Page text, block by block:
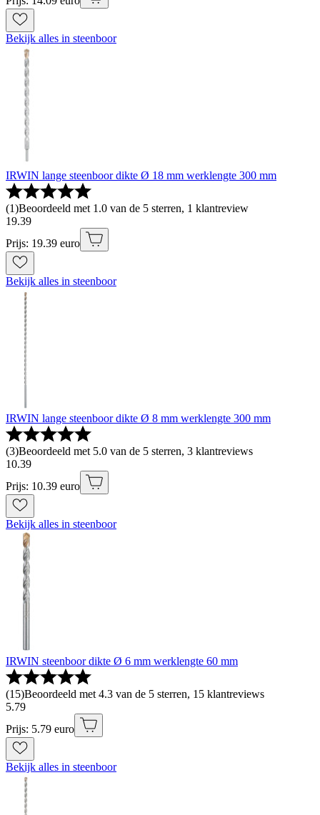
Bekijk alles in steenboor
IRWIN lange steenboor dikte Ø 18 mm werklengte 300 mm
(1)Beoordeeld met 1.0 van de 5 sterren, 1 klantreview
19.39
Prijs: 19.39 euro
Bekijk alles in steenboor
IRWIN lange steenboor dikte Ø 8 mm werklengte 300 mm
(3)Beoordeeld met 5.0 van de 5 sterren, 3 klantreviews
10.39
Prijs: 10.39 euro
Bekijk alles in steenboor
IRWIN steenboor dikte Ø 6 mm werklengte 60 mm
(15)Beoordeeld met 4.3 van de 5 sterren, 15 klantreviews
5.79
Prijs: 5.79 euro
Bekijk alles in steenboor